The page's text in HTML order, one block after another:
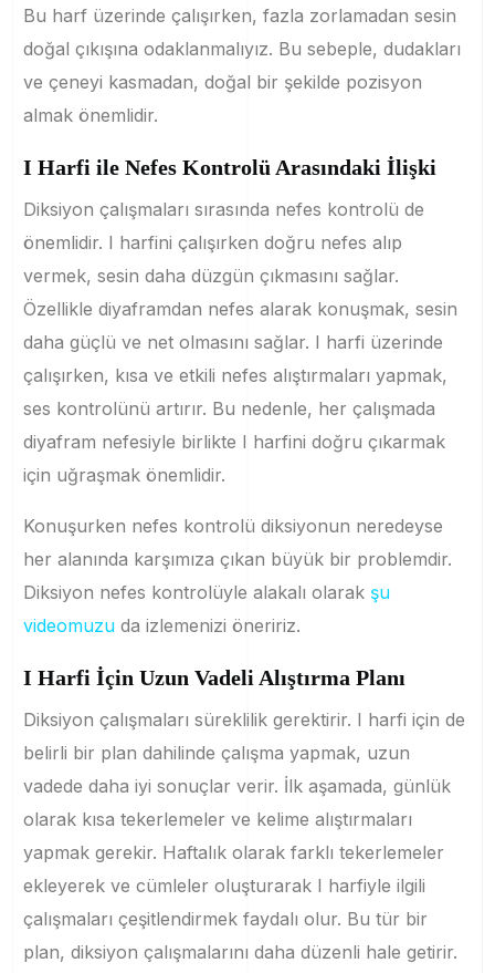
Bu harf üzerinde çalışırken, fazla zorlamadan sesin
doğal çıkışına odaklanmalıyız. Bu sebeple, dudakları
ve çeneyi kasmadan, doğal bir şekilde pozisyon
almak önemlidir.
I Harfi ile Nefes Kontrolü Arasındaki İlişki
Diksiyon çalışmaları sırasında nefes kontrolü de
önemlidir. I harfini çalışırken doğru nefes alıp
vermek, sesin daha düzgün çıkmasını sağlar.
Özellikle diyaframdan nefes alarak konuşmak, sesin
daha güçlü ve net olmasını sağlar. I harfi üzerinde
çalışırken, kısa ve etkili nefes alıştırmaları yapmak,
ses kontrolünü artırır. Bu nedenle, her çalışmada
diyafram nefesiyle birlikte I harfini doğru çıkarmak
için uğraşmak önemlidir.
Konuşurken nefes kontrolü diksiyonun neredeyse
her alanında karşımıza çıkan büyük bir problemdir.
Diksiyon nefes kontrolüyle alakalı olarak şu
videomuzu da izlemenizi öneririz.
I Harfi İçin Uzun Vadeli Alıştırma Planı
Diksiyon çalışmaları süreklilik gerektirir. I harfi için de
belirli bir plan dahilinde çalışma yapmak, uzun
vadede daha iyi sonuçlar verir. İlk aşamada, günlük
olarak kısa tekerlemeler ve kelime alıştırmaları
yapmak gerekir. Haftalık olarak farklı tekerlemeler
ekleyerek ve cümleler oluşturarak I harfiyle ilgili
çalışmaları çeşitlendirmek faydalı olur. Bu tür bir
plan, diksiyon çalışmalarını daha düzenli hale getirir.